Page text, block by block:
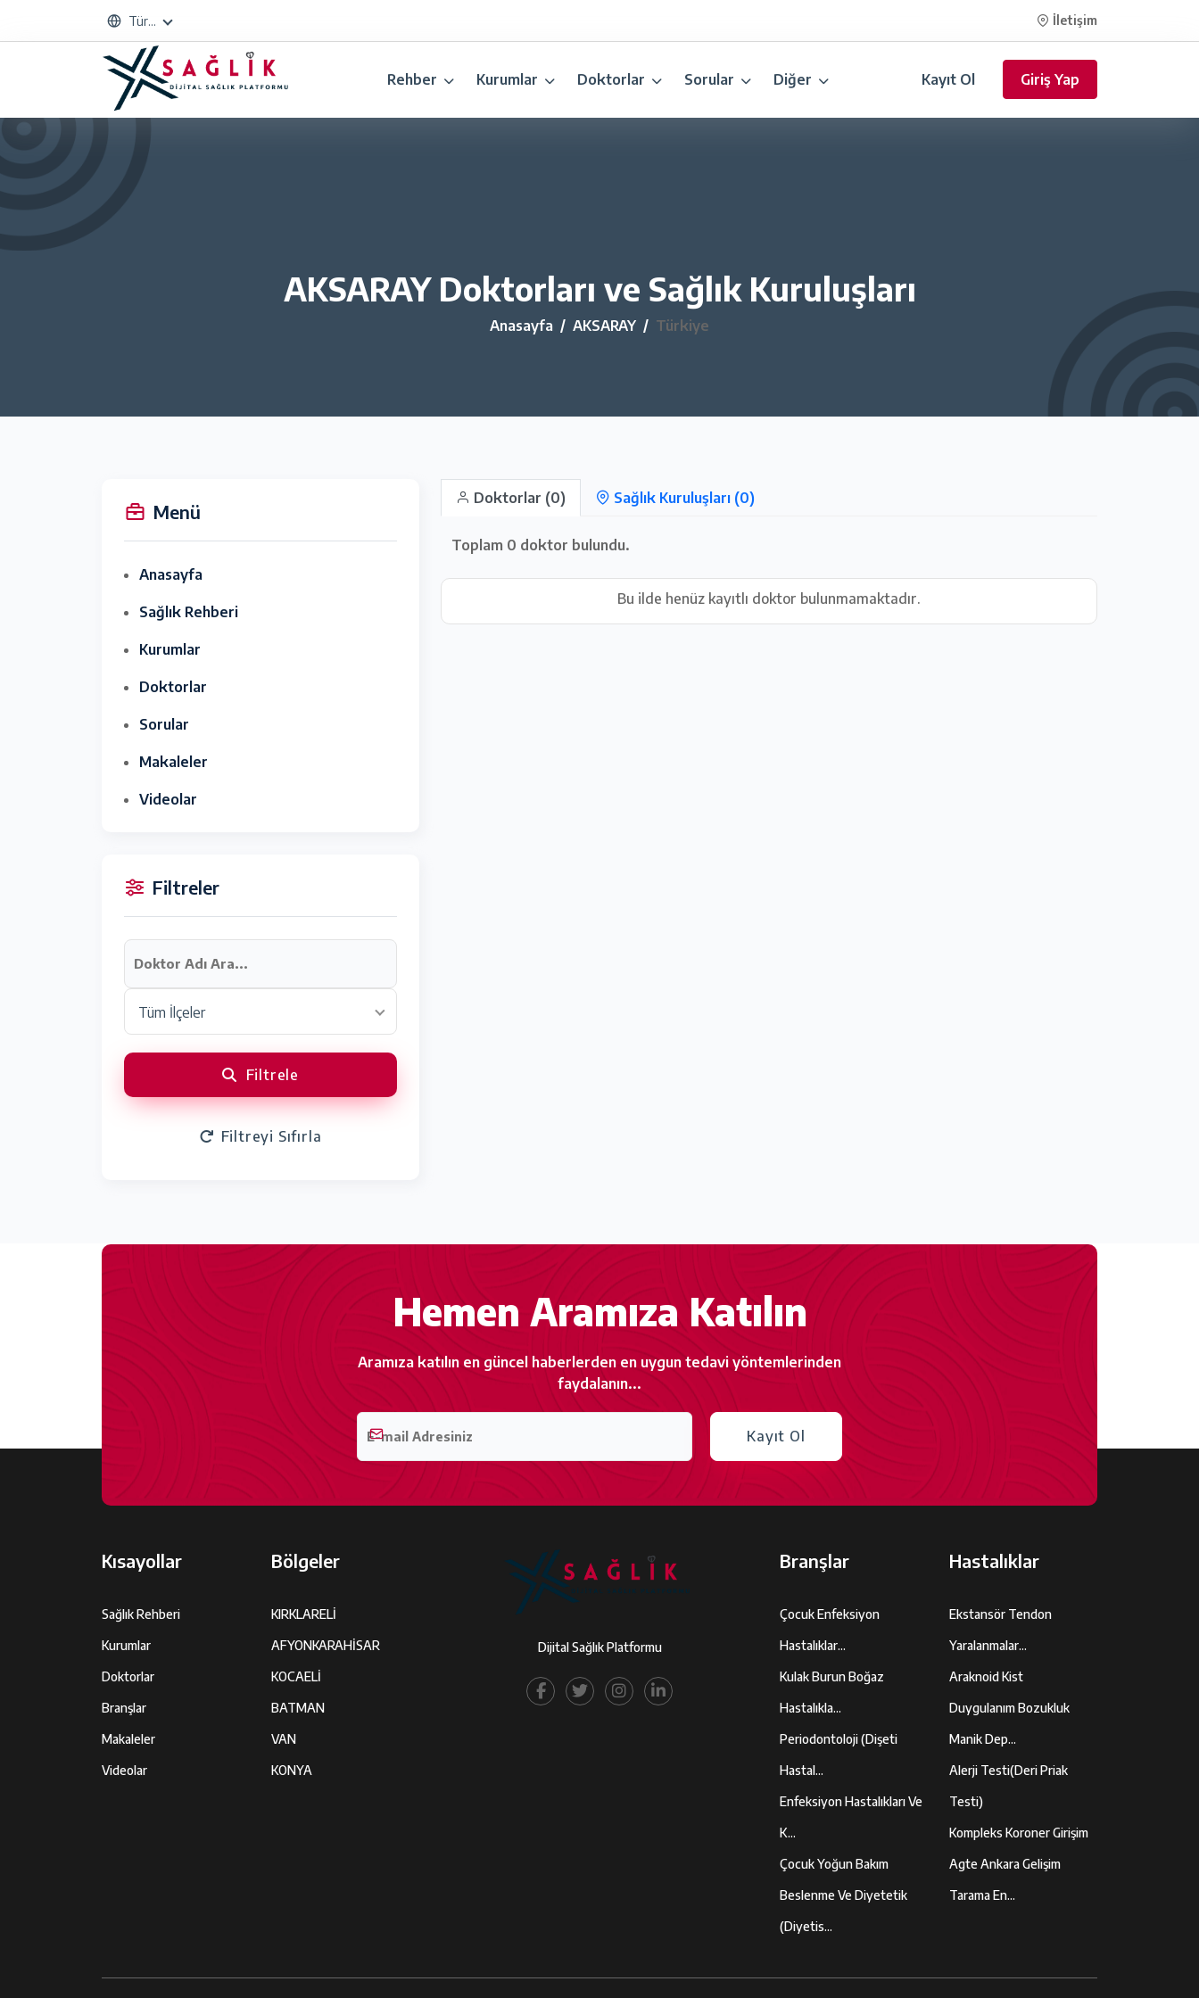
Türkçe İletişim
Rehber Kurumlar Doktorlar Sorular Diğer Kayıt Ol Giriş Yap
AKSARAY Doktorları ve Sağlık Kuruluşları
Anasayfa AKSARAY Türkiye
Menü
Anasayfa
Sağlık Rehberi
Kurumlar
Doktorlar
Sorular
Makaleler
Videolar
Filtreler
Tüm İlçeler
Filtrele
Filtreyi Sıfırla
Doktorlar (0) Sağlık Kuruluşları (0)
Toplam 0 doktor bulundu.
Bu ilde henüz kayıtlı doktor bulunmamaktadır.
Hemen Aramıza Katılın
Aramıza katılın en güncel haberlerden en uygun tedavi yöntemlerinden
faydalanın...
Kayıt Ol
Kısayollar
Sağlık Rehberi
Kurumlar
Doktorlar
Branşlar
Makaleler
Videolar
Bölgeler
KIRKLARELİ
AFYONKARAHİSAR
KOCAELİ
BATMAN
VAN
KONYA
Dijital Sağlık Platformu
Branşlar
Çocuk Enfeksiyon
Hastalıklar...
Kulak Burun Boğaz
Hastalıkla...
Periodontoloji (Dişeti
Hastal...
Enfeksiyon Hastalıkları Ve
K...
Çocuk Yoğun Bakım
Beslenme Ve Diyetetik
(Diyetis...
Hastalıklar
Ekstansör Tendon
Yaralanmalar...
Araknoid Kist
Duygulanım Bozukluk
Manik Dep...
Alerji Testi(Deri Priak
Testi)
Kompleks Koroner Girişim
Agte Ankara Gelişim
Tarama En...